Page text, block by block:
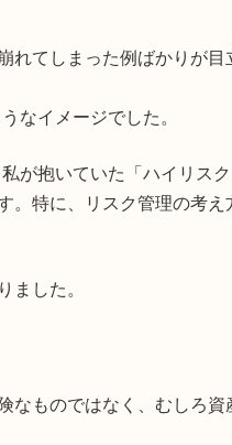
れてしまった例ばかりが目
なイメージでした。
が抱いていた「ハイリスク
。特に、リスク管理の考え
ました。
なものではなく、むしろ資